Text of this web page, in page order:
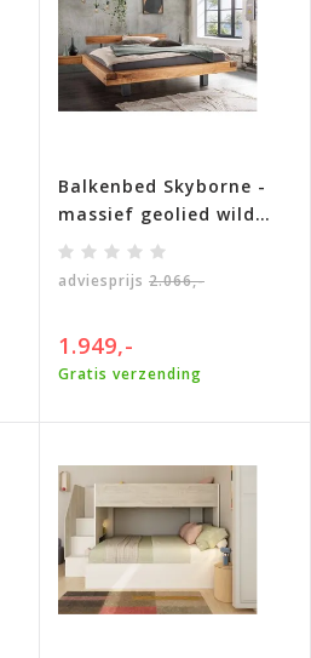
Balkenbed Skyborne -
massief geolied wild
eiken
adviesprijs 2.066,-
1.949,-
Gratis verzending